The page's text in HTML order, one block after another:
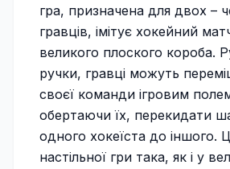
гра, призначена для двох –
гравців, імітує хокейний
великого плоского короба.
ручки, гравці можуть
своєї команди ігровим
обертаючи їх, перекидати
одного хокеїста до іншого.
настільної гри така, як і у